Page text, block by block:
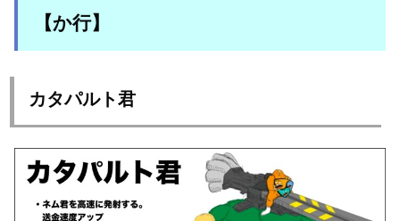
【か行】
カタパルト君